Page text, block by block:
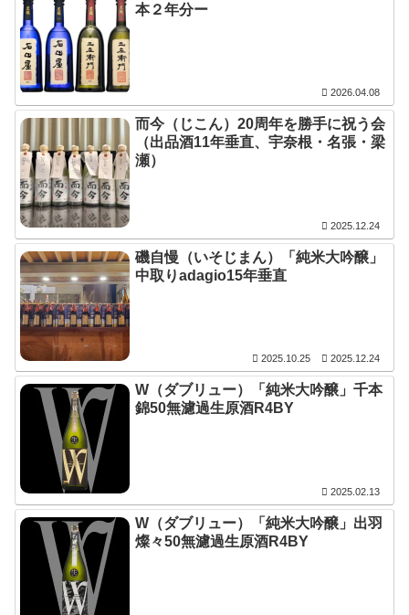
本２年分ー
2026.04.08
而今（じこん）20周年を勝手に祝う会
（出品酒11年垂直、宇奈根・名張・梁
瀬）
2025.12.24
磯自慢（いそじまん）「純米大吟醸」
中取りadagio15年垂直
2025.10.25 2025.12.24
W（ダブリュー）「純米大吟醸」千本
錦50無濾過生原酒R4BY
2025.02.13
W（ダブリュー）「純米大吟醸」出羽
燦々50無濾過生原酒R4BY